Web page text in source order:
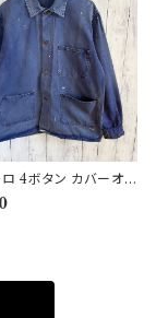
4ボタン カバーオ
ジャケット 月桂樹ボ
テージ